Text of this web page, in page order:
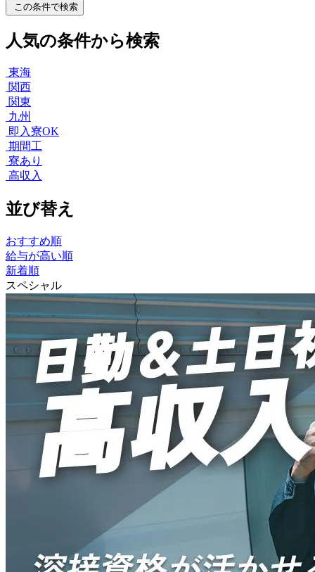
この条件で検索
人気の条件から検索
東海
関西
関東
九州
即入寮OK
期間工
寮あり
高収入
並び替え
おすすめ順
給与が高い順
新着順
スペシャル